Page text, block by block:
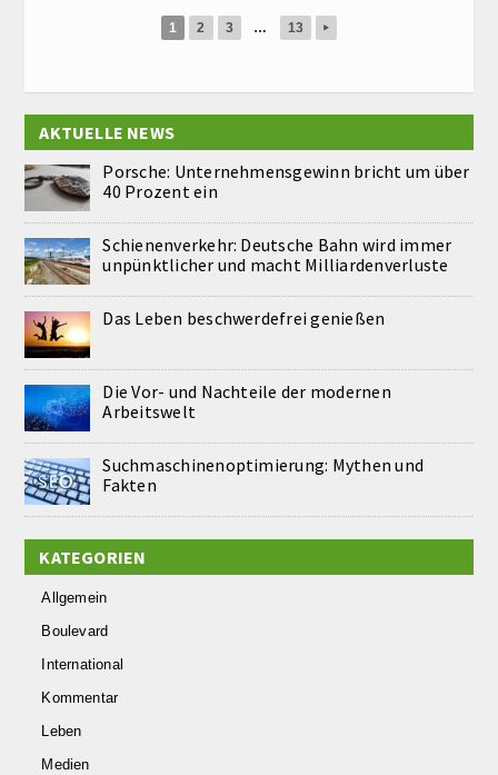
1 2 3 … 13 ▸
AKTUELLE NEWS
Porsche: Unternehmensgewinn bricht um über
40 Prozent ein
Schienenverkehr: Deutsche Bahn wird immer
unpünktlicher und macht Milliardenverluste
Das Leben beschwerdefrei genießen
Die Vor- und Nachteile der modernen
Arbeitswelt
Suchmaschinenoptimierung: Mythen und
Fakten
KATEGORIEN
Allgemein
Boulevard
International
Kommentar
Leben
Medien